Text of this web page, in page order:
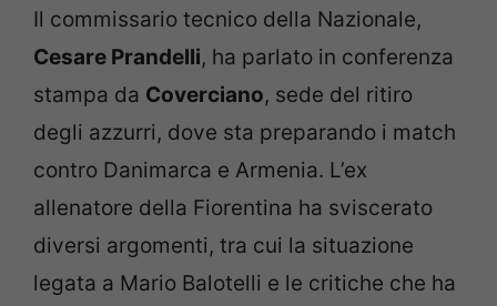
Il commissario tecnico della Nazionale,
Cesare Prandelli, ha parlato in conferenza
stampa da Coverciano, sede del ritiro
degli azzurri, dove sta preparando i match
contro Danimarca e Armenia. L’ex
allenatore della Fiorentina ha sviscerato
diversi argomenti, tra cui la situazione
legata a Mario Balotelli e le critiche che ha